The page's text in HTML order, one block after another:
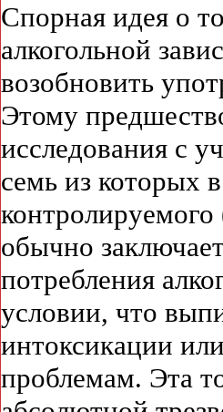
Спорная идея о
алкогольной
возобновить
Этому
исследования с
семь из которых
обычно
потребления
условии, что
интоксикации
проблемам. Эта